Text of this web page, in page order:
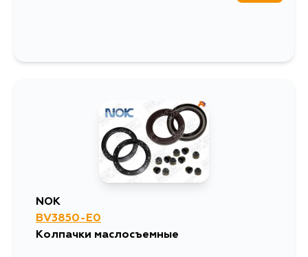
NOK
BV3850-E0
Колпачки маслосъемные